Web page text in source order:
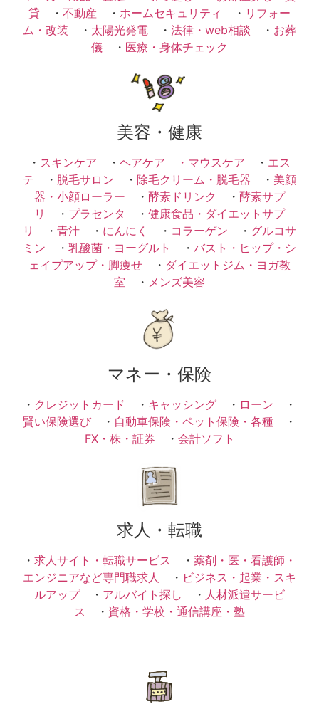
貸 ・ 不動産 ・ ホームセキュリティ ・ リフォー
ム・改装 ・ 太陽光発電 ・ 法律・web相談 ・ お葬
儀 ・ 医療・身体チェック
美容・健康
・ スキンケア ・ ヘアケア ・ マウスケア ・ エス
テ ・ 脱毛サロン ・ 除毛クリーム・脱毛器 ・ 美顔
器・小顔ローラー ・ 酵素ドリンク ・ 酵素サプ
リ
・ プラセンタ ・ 健康食品・ダイエットサプ
リ
・ 青汁 ・ にんにく ・ コラーゲン ・ グルコサ
ミン ・ 乳酸菌・ヨーグルト ・ バスト・ヒップ・シ
ェイプアップ・脚痩せ ・ ダイエットジム・ヨガ教
室 ・ メンズ美容
マネー・保険
・ クレジットカード ・ キャッシング ・ ローン ・
賢い保険選び ・ 自動車保険・ペット保険・各種 ・
FX・株・証券 ・ 会計ソフト
求人・転職
・ 求人サイト・転職サービス ・ 薬剤・医・看護師・
エンジニアなど専門職求人
・ ビジネス・起業・スキ
ルアップ・ アルバイト探し ・ 人材派遣サービ
ス ・ 資格・学校・通信講座・塾